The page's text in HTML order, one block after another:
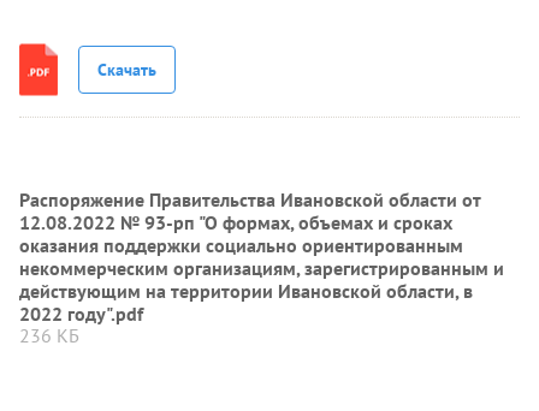
Скачать
Распоряжение Правительства Ивановской области от
12.08.2022 № 93-рп "О формах, объемах и сроках
оказания поддержки социально ориентированным
некоммерческим организациям, зарегистрированным и
действующим на территории Ивановской области, в
2022 году".pdf
236 КБ